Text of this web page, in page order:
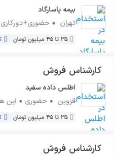
بیمه پاسارگاد
تهران
حضوری+دورکاری
35 تا 45 میلیون تومان
کارشناس فروش
اطلس داده سفید
قزوین
حضوری این
35 تا 45 میلیون تومان
کارشناس فروش